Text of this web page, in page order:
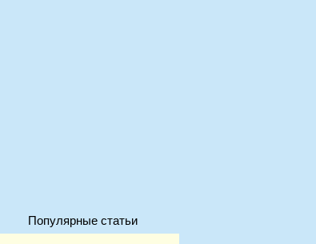
Популярные статьи